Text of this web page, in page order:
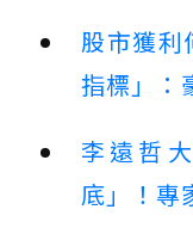
股市獲利
指標」：
李遠哲
底」！專